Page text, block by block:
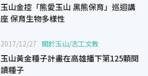
玉山金控「熊愛玉山 黑熊保育」巡迴講
座 保育生物多樣性
2017/12/27 關於玉山/志工文教
玉山黃金種子計畫在高雄播下第125顆閱
讀種子